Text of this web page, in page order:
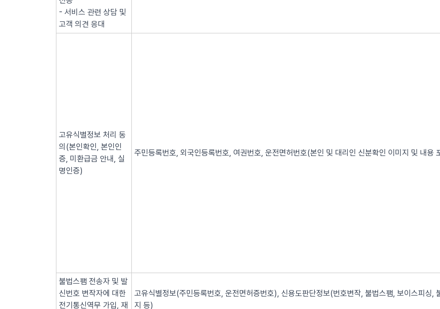
- 서비스 관련 상담 및
고객 의견 응대
고유식별정보 처리 동
의(본인확인, 본인인
증, 미환급금 안내, 실
명인증)
주민등록번호, 외국인등록번호, 여권번호, 운전면허번호(본인 및 대리인 신분확인 이미지 및 내용
불법스팸 전송자 및 발
신번호 변작자에 대한
전기통신역무 가입, 재
고유식별정보(주민등록번호, 운전면허증번호), 신용도판단정보(번호변작, 불법스팸, 보이스피싱,
지 등)